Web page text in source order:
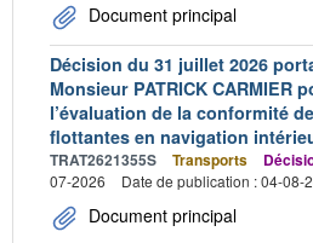
Document principal
Décision du 31 juillet 2026
Monsieur PATRICK CARMIER
l’évaluation de la conformité
flottantes en navigation
TRAT2621355S Transports
07-2026
Date de publication : 04-08-
Document principal